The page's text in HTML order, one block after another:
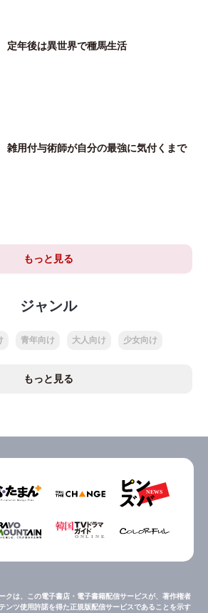
定年後は異世界で種馬生活
雑用付与術師が自分の最強に気付くまで
もっと見る
ジャンル
青年向け 大人向け 少女向け
もっと見る
クは、この電子書店・電子書籍配信サービスが、著作権者
ンツ使用許諾を得た正規版配信サービスであることを示す